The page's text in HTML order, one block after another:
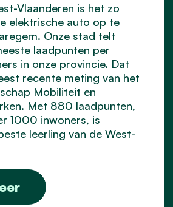
Vlaanderen is het zo
elektrische auto op te
Onze stad telt
laadpunten per
in onze provincie. Dat
recente meting van het
Mobiliteit en
Met 880 laadpunten,
1000 inwoners, is
leerling van de West-